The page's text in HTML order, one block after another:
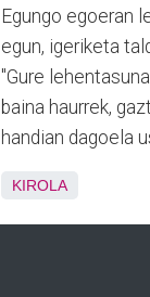
Egungo egoeran
egun, igeriketa
"Gure
baina haurrek,
handian dagoela
KIROLA